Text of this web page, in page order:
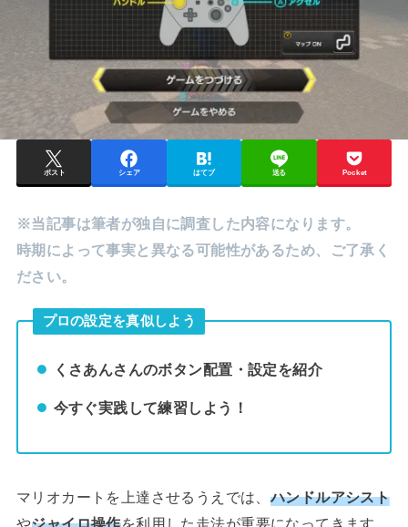
ポスト シェア はてブ 送る Pocket
※当記事は筆者が独自に調査した内容になります。
時期によって事実と異なる可能性があるため、ご了承く
ださい。
プロの設定を真似しよう
くさあんさんのボタン配置・設定を紹介
今すぐ実践して練習しよう！
マリオカートを上達させるうえでは、ハンドルアシスト
やジャイロ操作を利用した走法が重要になってきます。